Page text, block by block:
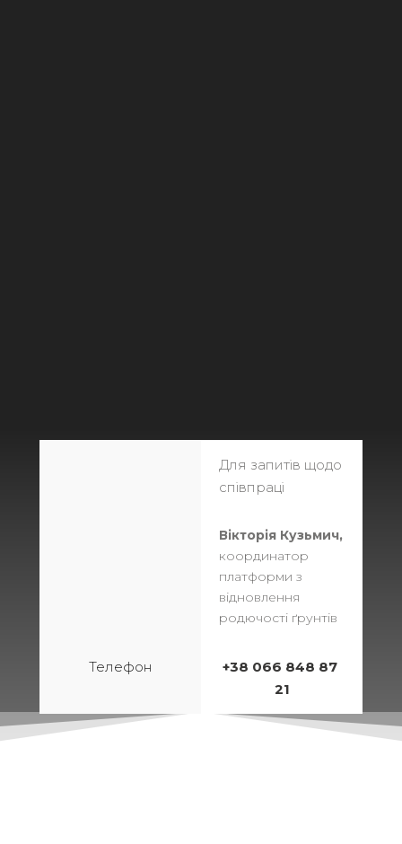
Для запитів щодо
співпраці
Вікторія Кузьмич,
координатор
платформи з
відновлення
родючості ґрунтів
Телефон
+38 066 848 87
21